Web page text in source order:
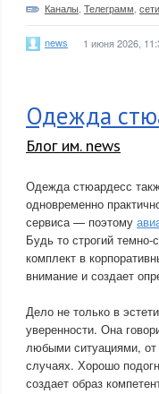
Каналы Телеграмм сети
news 1 июня 2026,
Одежда
Блог им. news
Одежда стюардесс
одновременно
сервиса — поэтому
Будь то строгий
комплект в
внимание и создает
Дело не только в
уверенности. Она
любыми ситуациями, от
случаях. Хорошо
создает образ